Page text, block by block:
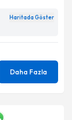
Haritada Göster
Daha Fazla